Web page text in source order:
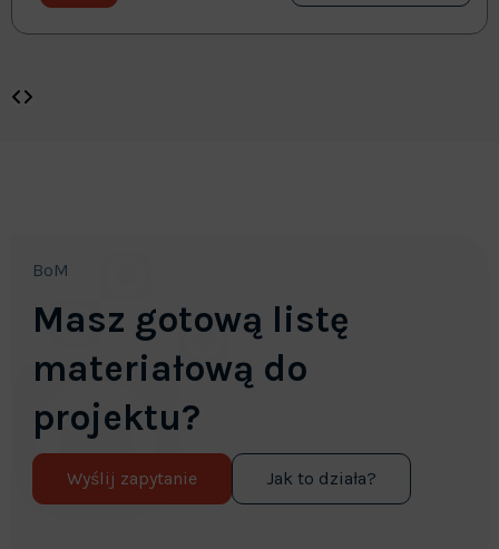
BoM
Masz gotową listę
materiałową do
projektu?
Wyślij zapytanie Jak to działa?